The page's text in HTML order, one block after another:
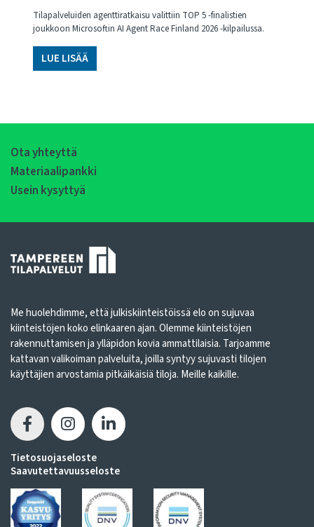
Tilapalveluiden agenttiratkaisu valittiin TOP 5 -finalistien
joukkoon Microsoftin AI Agent Race Finland 2026 -kilpailussa.
LUE LISÄÄ
Ota yhteyttä
Materiaalipankki
Usein kysyttyä
Me huolehdimme, että julkiskiinteistöissä elo on sujuvaa
kiinteistöjen koko elinkaaren ajan. Olemme kiinteistöjen
rakennuttamisen ja ylläpidon kovia ammattilaisia. Tarjoamme
kattavan valikoiman palveluita, joilla syntyy sujuvasti tilojen
käyttäjien arvostamia pitkäikäisiä tiloja. Meille kaikille.
Tietosuojaseloste
Saavutettavuusseloste